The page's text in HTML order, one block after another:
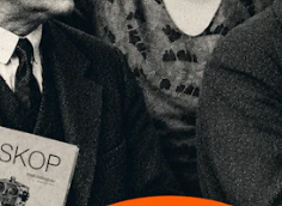
sich von
Wir verlassen die
Filterblase, in der sich